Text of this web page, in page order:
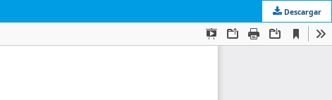
Descargar